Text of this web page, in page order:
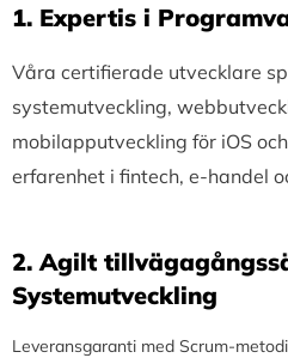
1.⁠ ⁠Expertis i
Våra certifierade utvecklare
systemutveckling,
mobilapputveckling för iOS
erfarenhet i fintech, e-handel
2.⁠ ⁠Agilt
Systemutveckling
Leveransgaranti med Scrum-